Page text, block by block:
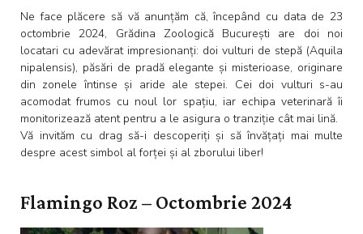
Ne face plăcere să vă anunțăm că, începând cu data de 23
octombrie 2024, Grădina Zoologică București are doi noi
locatari cu adevărat impresionanți: doi vulturi de stepă (Aquila
nipalensis), păsări de pradă elegante și misterioase, originare
din zonele întinse și aride ale stepei. Cei doi vulturi s-au
acomodat frumos cu noul lor spațiu, iar echipa veterinară îi
monitorizează atent pentru a le asigura o tranziție cât mai lină.
Vă invităm cu drag să-i descoperiți și să învățați mai multe
despre acest simbol al forței și al zborului liber!
Flamingo Roz – Octombrie 2024